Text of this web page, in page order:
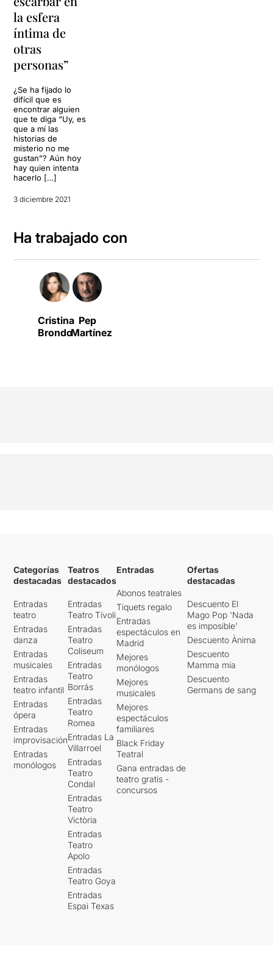
la esfera
íntima de
otras
personas”
¿Se ha fijado lo
difícil que es
encontrar alguien
que te diga “Uy, es
que a mí las
historias de
misterio no me
gustan”? Aún hoy
hay quien intenta
hacerlo […]
3 diciembre 2021
Ha trabajado con
Cristina
Brondo
Pep
Martínez
Categorías
destacadas
Entradas
teatro
Entradas
danza
Entradas
musicales
Entradas
teatro infantil
Entradas
ópera
Entradas
improvisación
Entradas
monólogos
Teatros
destacados
Entradas
Teatro Tívoli
Entradas
Teatro
Coliseum
Entradas
Teatro
Borrás
Entradas
Teatro
Romea
Entradas La
Villarroel
Entradas
Teatro
Condal
Entradas
Teatro
Victòria
Entradas
Teatro
Apolo
Entradas
Teatro Goya
Entradas
Espai Texas
Entradas
Abonos teatrales
Tiquets regalo
Entradas
espectáculos en
Madrid
Mejores
monólogos
Mejores
musicales
Mejores
espectáculos
familiares
Black Friday
Teatral
Gana entradas de
teatro gratis -
concursos
Ofertas
destacadas
Descuento El
Mago Pop 'Nada
es imposible'
Descuento Ànima
Descuento
Mamma mia
Descuento
Germans de sang